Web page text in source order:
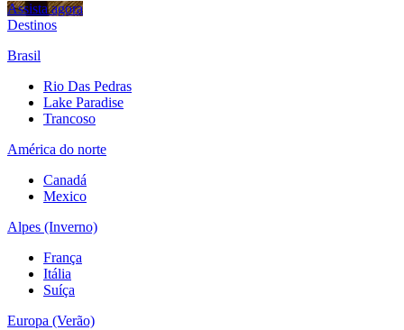
Assista agora
Destinos
Brasil
Rio Das Pedras
Lake Paradise
Trancoso
América do norte
Canadá
Mexico
Alpes (Inverno)
França
Itália
Suíça
Europa (Verão)